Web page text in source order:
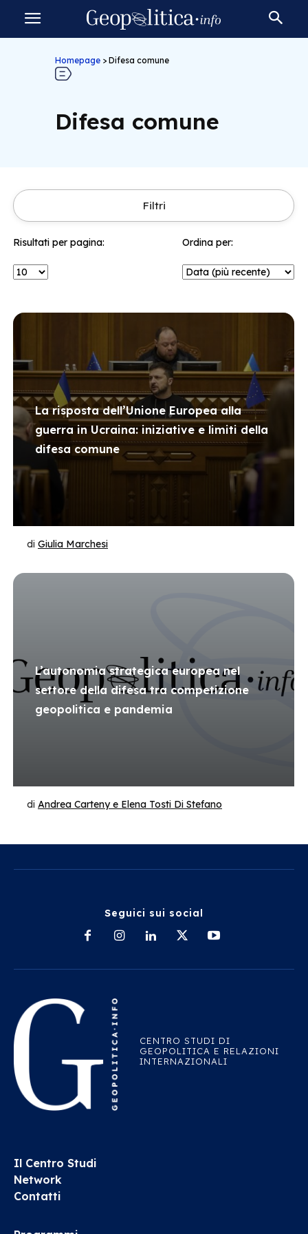
Homepage > Difesa comune
Difesa comune
Filtri
Risultati per pagina: Ordina per:
La risposta dell’Unione Europea alla
guerra in Ucraina: iniziative e limiti della
difesa comune
di Giulia Marchesi
L’autonomia strategica europea nel
settore della difesa tra competizione
geopolitica e pandemia
di Andrea Carteny e Elena Tosti Di Stefano
Seguici sui social
CENTRO STUDI DI
GEOPOLITICA E RELAZIONI
INTERNAZIONALI
Il Centro Studi
Network
Contatti